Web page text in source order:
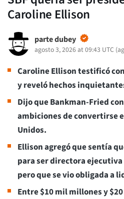
Caroline Ellison
parte dubey
agosto 3, 2026 at 09:43 UTC (
Caroline Ellison testificó
y reveló hechos
Dijo que Bankman-Fried
ambiciones de convertirse
Unidos.
Ellison agregó que sentía
para ser directora ejecutiva
pero que se vio obligada a
Entre $10 mil millones y